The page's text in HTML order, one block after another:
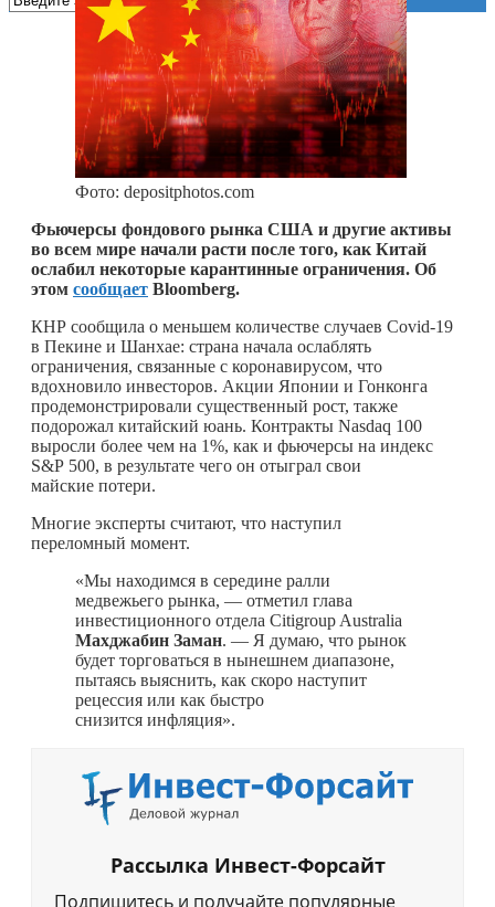
Фото: depositphotos.com
Фьючерсы фондового рынка США и другие активы
во всем мире начали расти после того, как Китай
ослабил некоторые карантинные ограничения. Об
этом сообщает Bloomberg.
КНР сообщила о меньшем количестве случаев Covid-19
в Пекине и Шанхае: страна начала ослаблять
ограничения, связанные с коронавирусом, что
вдохновило инвесторов. Акции Японии и Гонконга
продемонстрировали существенный рост, также
подорожал китайский юань. Контракты Nasdaq 100
выросли более чем на 1%, как и фьючерсы на индекс
S&P 500, в результате чего он отыграл свои
майские потери.
Многие эксперты считают, что наступил
переломный момент.
«Мы находимся в середине ралли
медвежьего рынка, — отметил глава
инвестиционного отдела Citigroup Australia
Махджабин Заман. — Я думаю, что рынок
будет торговаться в нынешнем диапазоне,
пытаясь выяснить, как скоро наступит
рецессия или как быстро
снизится инфляция».
Рассылка Инвест-Форсайт
Подпишитесь и получайте популярные